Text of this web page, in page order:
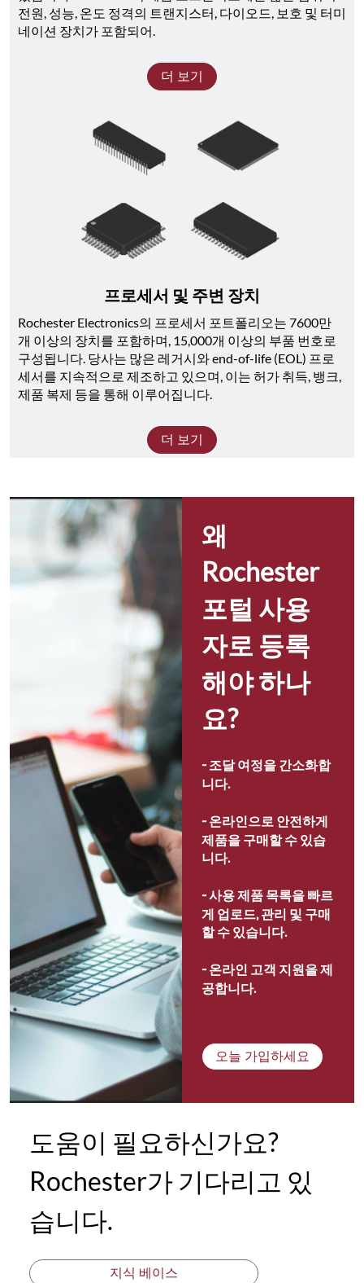
전원, 성능, 온도 정격의 트랜지스터, 다이오드, 보호 및 터미
네이션 장치가 포함되어.
더 보기
프로세서 및 주변 장치
Rochester Electronics의 프로세서 포트폴리오는 7600만
개 이상의 장치를 포함하며, 15,000개 이상의 부품 번호로
구성됩니다. 당사는 많은 레거시와 end-of-life (EOL) 프로
세서를 지속적으로 제조하고 있으며, 이는 허가 취득, 뱅크,
제품 복제 등을 통해 이루어집니다.
더 보기
왜
Rochester
포털 사용
자로 등록
해야 하나
요?
- 조달 여정을 간소화합
니다.
- 온라인으로 안전하게
제품을 구매할 수 있습
니다.
- 사용 제품 목록을 빠르
게 업로드, 관리 및 구매
할 수 있습니다.
- 온라인 고객 지원을 제
공합니다.
오늘 가입하세요
도움이 필요하신가요?
Rochester가 기다리고 있
습니다.
지식 베이스